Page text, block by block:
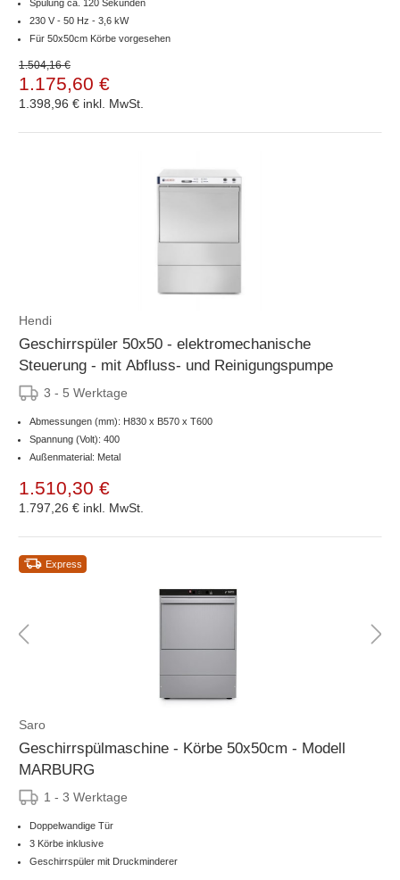
Spülung ca. 120 Sekunden
230 V - 50 Hz - 3,6 kW
Für 50x50cm Körbe vorgesehen
1.504,16 €
1.175,60 €
1.398,96 € inkl. MwSt.
Hendi
Geschirrspüler 50x50 - elektromechanische
Steuerung - mit Abfluss- und Reinigungspumpe
3 - 5 Werktage
Abmessungen (mm): H830 x B570 x T600
Spannung (Volt): 400
Außenmaterial: Metal
1.510,30 €
1.797,26 € inkl. MwSt.
Express
Saro
Geschirrspülmaschine - Körbe 50x50cm - Modell
MARBURG
1 - 3 Werktage
Doppelwandige Tür
3 Körbe inklusive
Geschirrspüler mit Druckminderer